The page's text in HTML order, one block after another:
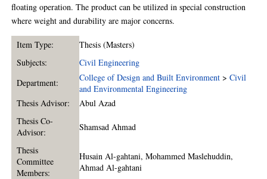
floating operation. The product can be utilized in special construction
where weight and durability are major concerns.
Item Type:
Thesis (Masters)
Subjects:
Civil Engineering
Department:
College of Design and Built Environment >Civil
and Environmental Engineering
Thesis Advisor:
Abul Azad
Thesis Co-
Advisor:
Shamsad Ahmad
Thesis
Committee
Members:
Husain Al-gahtani,Mohammed Maslehuddin,
Ahmad Al-gahtani